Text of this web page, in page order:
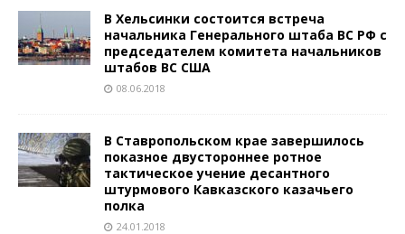
В Хельсинки состоится встреча
начальника Генерального штаба ВС РФ с
председателем комитета начальников
штабов ВС США
08.06.2018
В Ставропольском крае завершилось
показное двустороннее ротное
тактическое учение десантного
штурмового Кавказского казачьего
полка
24.01.2018